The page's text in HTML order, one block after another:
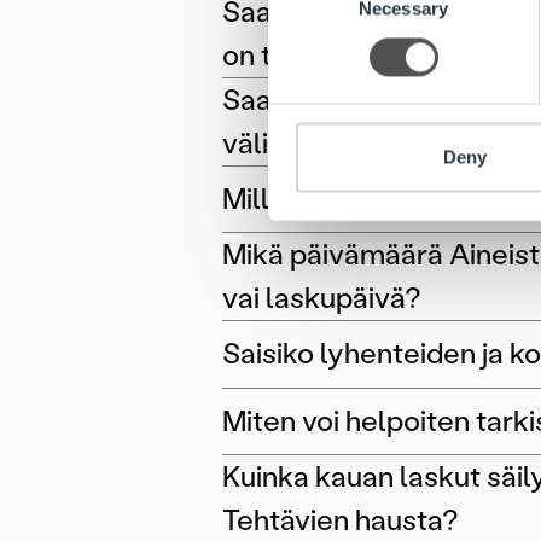
other information that
Selection
Necessary
Deny
Saako
on tehty esimerkiksi
Saako myyntilaskujen
välittäjätiedon? Entä
Millä kielellä raportit
Mikä päivämäärä
vai laskupäivä?
Saisiko lyhenteiden ja
Miten voi helpoiten
Kuinka kauan laskut
Tehtävien hausta?